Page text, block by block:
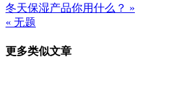
文
章
导
冬天保湿产品你用什么？ »
« 无题
更多类似文章